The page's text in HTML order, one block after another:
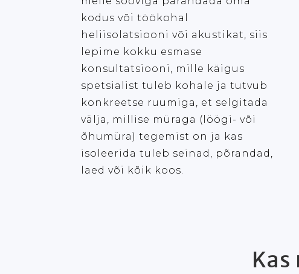
kodus või töökohal
heliisolatsiooni või akustikat, siis
lepime kokku esmase
konsultatsiooni, mille käigus
spetsialist tuleb kohale ja tutvub
konkreetse ruumiga, et selgitada
välja, millise müraga (löögi- või
õhumüra) tegemist on ja kas
isoleerida tuleb seinad, põrandad,
laed või kõik koos.